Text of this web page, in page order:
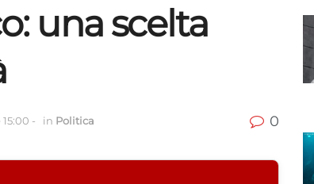
una scelta
- in Politica 0